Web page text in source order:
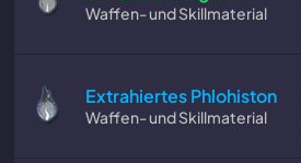
Waffen- und Skillmaterial
Extrahiertes Phlohiston
Waffen- und Skillmaterial